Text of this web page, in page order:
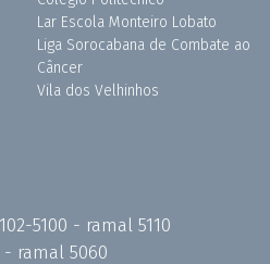
Lar Escola Monteiro Lobato
Liga Sorocabana de Combate ao
Câncer
Vila dos Velhinhos
5100 - ramal 5110
- ramal 5060